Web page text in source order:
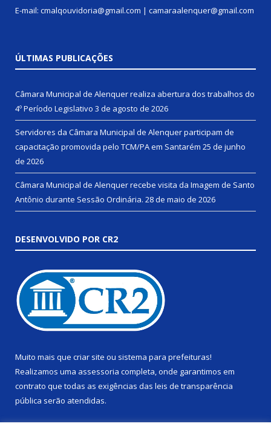
E-mail: cmalqouvidoria@gmail.com | camaraalenquer@gmail.com
ÚLTIMAS PUBLICAÇÕES
Câmara Municipal de Alenquer realiza abertura dos trabalhos do
4º Período Legislativo 3 de agosto de 2026
Servidores da Câmara Municipal de Alenquer participam de
capacitação promovida pelo TCM/PA em Santarém 25 de junho
de 2026
Câmara Municipal de Alenquer recebe visita da Imagem de Santo
Antônio durante Sessão Ordinária. 28 de maio de 2026
DESENVOLVIDO POR CR2
Muito mais que criar site ou sistema para prefeituras!
Realizamos uma assessoria completa, onde garantimos em
contrato que todas as exigências das leis de transparência
pública serão atendidas.